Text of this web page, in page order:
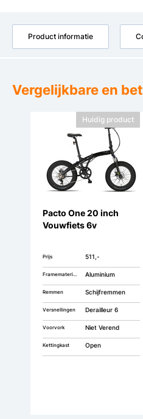
Product informatie
Vergelijkbare en
Huidig product
Pacto One 20 inch
Vouwfiets 6v
Prijs 511,-
Framemateriaal Aluminium
Remmen Schijfremmen
Versnellingen Derailleur 6
Voorvork Niet Verend
Kettingkast Open